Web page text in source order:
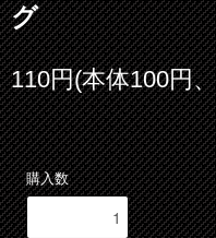
グ
110円(本体100円
購入数